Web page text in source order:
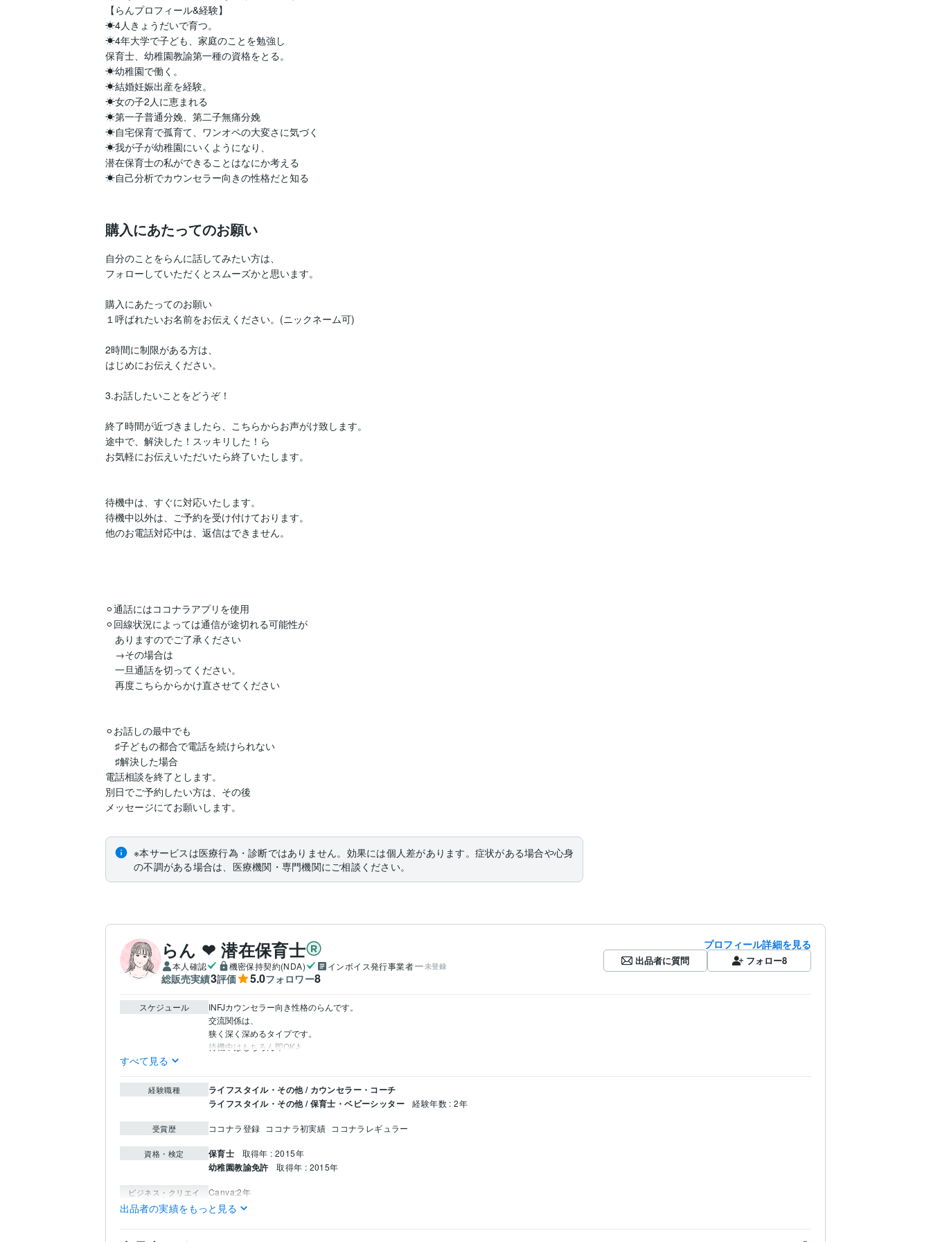
【らんプロフィール&経験】
☀︎4人きょうだいで育つ。
☀︎4年大学で子ども、家庭のことを勉強し
保育士、幼稚園教諭第一種の資格をとる。
☀︎幼稚園で働く。
☀︎結婚妊娠出産を経験。
☀︎女の子2人に恵まれる
☀︎第一子普通分娩、第二子無痛分娩
☀︎自宅保育で孤育て、ワンオペの大変さに気づく
☀︎我が子が幼稚園にいくようになり、
潜在保育士の私ができることはなにか考える
☀︎自己分析でカウンセラー向きの性格だと知る
購入にあたってのお願い
自分のことをらんに話してみたい方は、
フォローしていただくとスムーズかと思います。
購入にあたってのお願い
１呼ばれたいお名前をお伝えください。(ニックネーム可)
2時間に制限がある方は、
はじめにお伝えください。
3.お話したいことをどうぞ！
終了時間が近づきましたら、こちらからお声がけ致します。
途中で、解決した！スッキリした！ら
お気軽にお伝えいただいたら終了いたします。
待機中は、すぐに対応いたします。
待機中以外は、ご予約を受け付けております。
他のお電話対応中は、返信はできません。
⚪︎通話にはココナラアプリを使用
⚪︎回線状況によっては通信が途切れる可能性が
ありますのでご了承ください
→その場合は
一旦通話を切ってください。
再度こちらからかけ直させてください
⚪︎お話しの最中でも
♯子どもの都合で電話を続けられない
♯解決した場合
電話相談を終了とします。
別日でご予約したい方は、その後
メッセージにてお願いします。
※本サービスは医療行為・診断ではありません。効果には個人差があります。症状がある場合や心身
の不調がある場合は、医療機関・専門機関にご相談ください。
らん ❤ 潜在保育士
本人確認 機密保持契約(NDA) インボイス発行事業者 未登録
総販売実績3評価 5.0フォロワー8
プロフィール詳細を見る
出品者に質問 フォロー8
スケジュール
INFJカウンセラー向き性格のらんです。
交流関係は、
狭く深く深めるタイプです。
待機中はもちろん即OK♪
すべて見る
経験職種
ライフスタイル・その他 / カウンセラー・コーチ
ライフスタイル・その他 / 保育士・ベビーシッター
経験年数 : 2年
受賞歴 ココナラ登録 ココナラ初実績 ココナラレギュラー
資格・検定 保育士 取得年 : 2015年
幼稚園教諭免許 取得年 : 2015年
ビジネス・クリエイ
ティブツール
Canva:2年
出品者の実績をもっと見る